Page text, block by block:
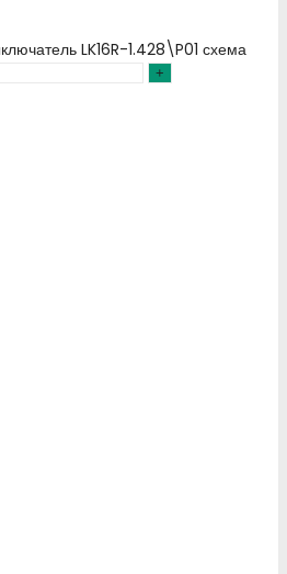
LK16R-1.428\P01 схема